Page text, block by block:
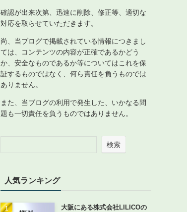
確認が出来次第、迅速に削除、修正等、適切な
対応を取らせていただきます。
尚、当ブログで掲載されている情報につきまし
ては、コンテンツの内容が正確であるかどう
か、安全なものであるか等についてはこれを保
証するものではなく、何ら責任を負うものでは
ありません。
また、当ブログの利用で発生した、いかなる問
題も一切責任を負うものではありません。
検索
人気ランキング
大阪にある株式会社LILICOの